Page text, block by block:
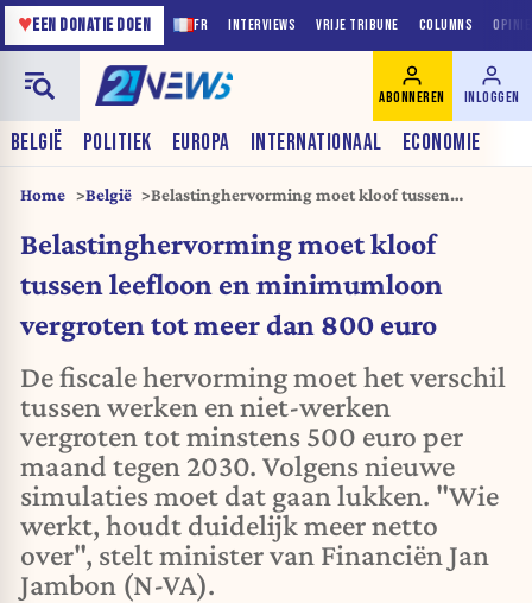
FR INTERVIEWS VRIJE TRIBUNE COLUMNS
♥EEN DONATIE DOEN
BELGIË POLITIEK EUROPA INTERNATIONAAL ECONOMIE
ABONNEREN INLOGGEN
Home België
Belastinghervorming moet kloof tussen
dan 800 euro
Belastinghervorming moet kloof
tussen leefloon en minimumloon
vergroten tot meer dan 800 euro
De fiscale hervorming moet het verschil
tussen werken en niet-werken
vergroten tot minstens 500 euro per
maand tegen 2030. Volgens nieuwe
simulaties moet dat gaan lukken. "Wie
werkt, houdt duidelijk meer netto
over", stelt minister van Financiën Jan
Jambon (N-VA).